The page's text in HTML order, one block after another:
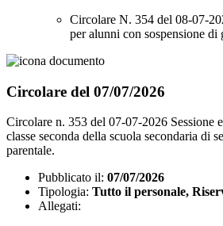
Circolare N. 354 del 08-07-
per alunni con sospensione
Circolare del 07/07/2026
Circolare n. 353 del 07-07-2026 Sessione
classe seconda della scuola secondaria di
parentale.
Pubblicato il: 07/07/2026
Tipologia: Tutto il personale,
Allegati: